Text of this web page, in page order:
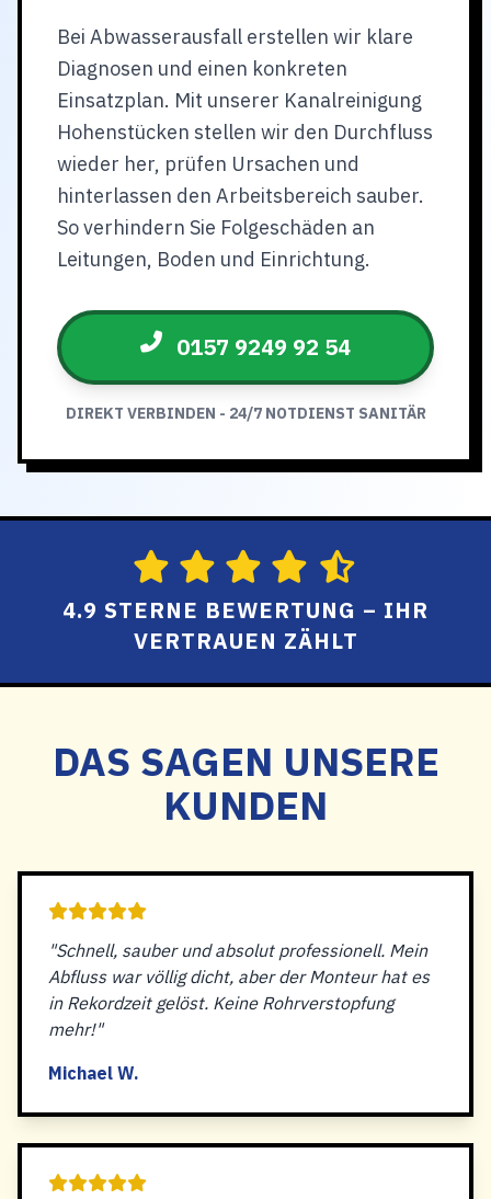
Bei Abwasserausfall erstellen wir klare
Diagnosen und einen konkreten
Einsatzplan. Mit unserer Kanalreinigung
Hohenstücken stellen wir den Durchfluss
wieder her, prüfen Ursachen und
hinterlassen den Arbeitsbereich sauber.
So verhindern Sie Folgeschäden an
Leitungen, Boden und Einrichtung.
0157 9249 92 54
DIREKT VERBINDEN - 24/7 NOTDIENST SANITÄR
4.9 STERNE BEWERTUNG – IHR
VERTRAUEN ZÄHLT
DAS SAGEN UNSERE
KUNDEN
"Schnell, sauber und absolut professionell. Mein
Abfluss war völlig dicht, aber der Monteur hat es
in Rekordzeit gelöst. Keine Rohrverstopfung
mehr!"
Michael W.